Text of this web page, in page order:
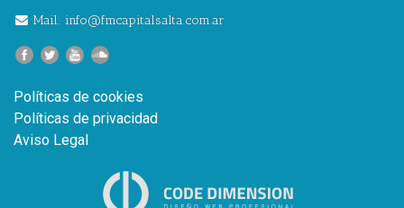
Mail: info@fmcapitalsalta.com.ar
Políticas de cookies
Políticas de privacidad
Aviso Legal